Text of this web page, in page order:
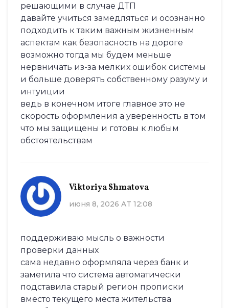
решающими в случае ДТП
давайте учиться замедляться и осознанно
подходить к таким важным жизненным
аспектам как безопасность на дороге
возможно тогда мы будем меньше
нервничать из-за мелких ошибок системы
и больше доверять собственному разуму и
интуиции
ведь в конечном итоге главное это не
скорость оформления а уверенность в том
что мы защищены и готовы к любым
обстоятельствам
Viktoriya Shmatova
июня 8, 2026 AT 12:08
поддерживаю мысль о важности
проверки данных
сама недавно оформляла через банк и
заметила что система автоматически
подставила старый регион прописки
вместо текущего места жительства